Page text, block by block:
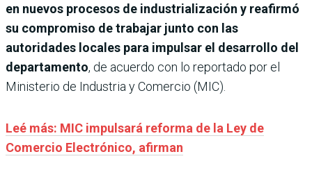
en nuevos procesos de industrialización y reafirmó
su compromiso de trabajar junto con las
autoridades locales para impulsar el desarrollo del
departamento, de acuerdo con lo reportado por el
Ministerio de Industria y Comercio (MIC).
Leé más: MIC impulsará reforma de la Ley de
Comercio Electrónico, afirman